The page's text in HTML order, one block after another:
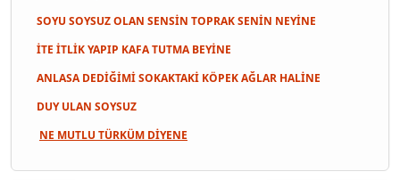
SOYU SOYSUZ OLAN SENSİN TOPRAK SENİN NEYİNE
İTE İTLİK YAPIP KAFA TUTMA BEYİNE
ANLASA DEDİĞİMİ SOKAKTAKİ KÖPEK AĞLAR HALİNE
DUY ULAN SOYSUZ
NE MUTLU TÜRKÜM DİYENE